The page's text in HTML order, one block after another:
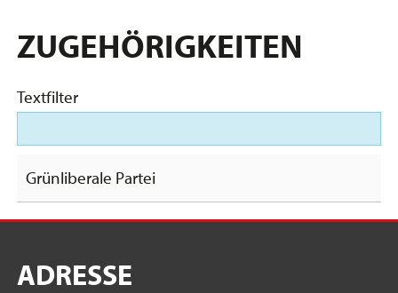
ZUGEHÖRIGKEITEN
Textfilter
Grünliberale Partei
ADRESSE